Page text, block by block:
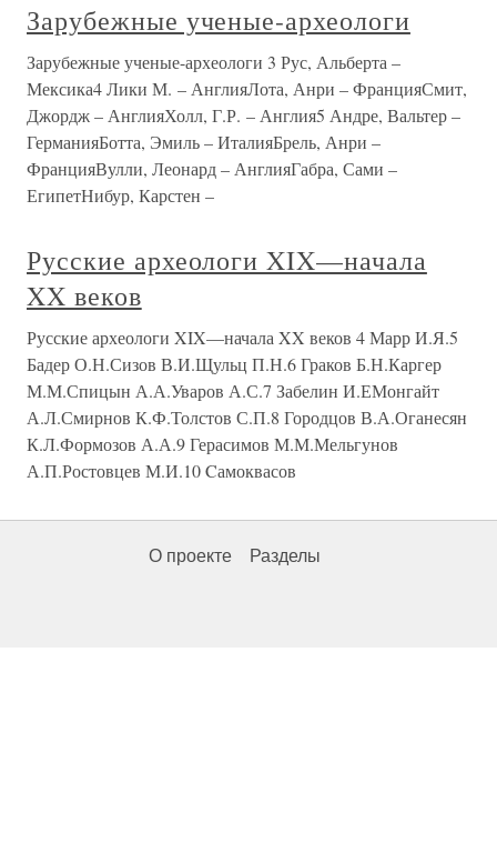
Зарубежные ученые-археологи
Зарубежные ученые-археологи 3 Рус, Альберта –
Мексика4 Лики М. – АнглияЛота, Анри – ФранцияСмит,
Джордж – АнглияХолл, Г.Р. – Англия5 Андре, Вальтер –
ГерманияБотта, Эмиль – ИталияБрель, Анри –
ФранцияВулли, Леонард – АнглияГабра, Сами –
ЕгипетНибур, Карстен –
Русские археологи XIX—начала
XX веков
Русские археологи XIX—начала XX веков 4 Марр И.Я.5
Бадер О.Н.Сизов В.И.Щульц П.Н.6 Граков Б.Н.Каргер
М.М.Спицын А.А.Уваров А.С.7 Забелин И.ЕМонгайт
А.Л.Смирнов К.Ф.Толстов С.П.8 Городцов В.А.Оганесян
К.Л.Формозов А.А.9 Герасимов М.М.Мельгунов
А.П.Ростовцев М.И.10 Cамоквасов
О проекте Разделы